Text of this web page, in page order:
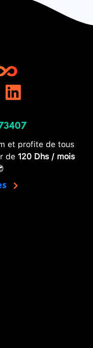
et profite de tous
de 120 Dhs / mois